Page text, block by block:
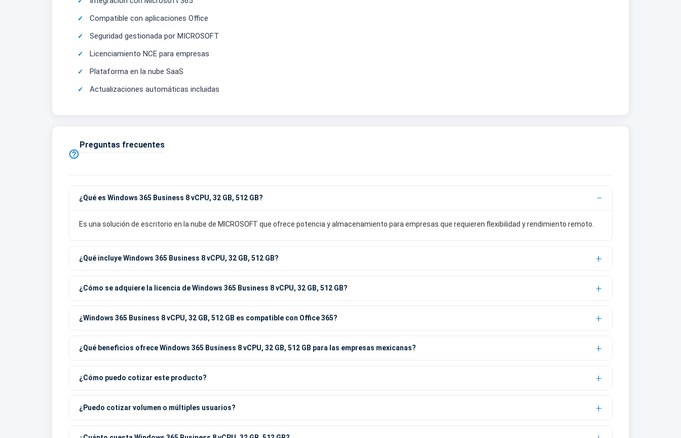
Compatible con aplicaciones Office
Seguridad gestionada por MICROSOFT
Licenciamiento NCE para empresas
Plataforma en la nube SaaS
Actualizaciones automáticas incluidas

Preguntas frecuentes
¿Qué es Windows 365 Business 8 vCPU, 32 GB, 512 GB?
Es una solución de escritorio en la nube de MICROSOFT que ofrece potencia y almacenamiento para empresas que requieren flexibilidad y rendimiento remoto.
¿Qué incluye Windows 365 Business 8 vCPU, 32 GB, 512 GB?
¿Cómo se adquiere la licencia de Windows 365 Business 8 vCPU, 32 GB, 512 GB?
¿Windows 365 Business 8 vCPU, 32 GB, 512 GB es compatible con Office 365?
¿Qué beneficios ofrece Windows 365 Business 8 vCPU, 32 GB, 512 GB para las empresas mexicanas?
¿Cómo puedo cotizar este producto?
¿Puedo cotizar volumen o múltiples usuarios?